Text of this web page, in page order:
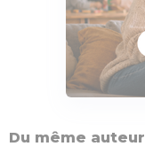
Du même auteur